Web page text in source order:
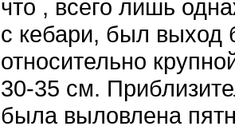
что , всего лишь
с кебари, был выход
относительно
30-35 см.
была выловлена